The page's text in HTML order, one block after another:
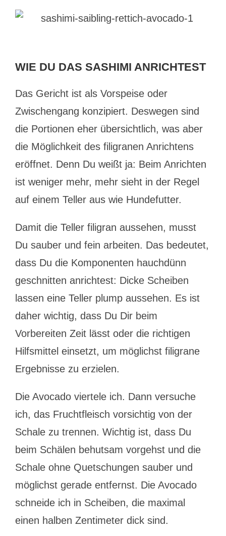
WIE DU DAS SASHIMI ANRICHTEST
Das Gericht ist als Vorspeise oder
Zwischengang konzipiert. Deswegen sind
die Portionen eher übersichtlich, was aber
die Möglichkeit des filigranen Anrichtens
eröffnet. Denn Du weißt ja: Beim Anrichten
ist weniger mehr, mehr sieht in der Regel
auf einem Teller aus wie Hundefutter.
Damit die Teller filigran aussehen, musst
Du sauber und fein arbeiten. Das bedeutet,
dass Du die Komponenten hauchdünn
geschnitten anrichtest: Dicke Scheiben
lassen eine Teller plump aussehen. Es ist
daher wichtig, dass Du Dir beim
Vorbereiten Zeit lässt oder die richtigen
Hilfsmittel einsetzt, um möglichst filigrane
Ergebnisse zu erzielen.
Die Avocado viertele ich. Dann versuche
ich, das Fruchtfleisch vorsichtig von der
Schale zu trennen. Wichtig ist, dass Du
beim Schälen behutsam vorgehst und die
Schale ohne Quetschungen sauber und
möglichst gerade entfernst. Die Avocado
schneide ich in Scheiben, die maximal
einen halben Zentimeter dick sind.